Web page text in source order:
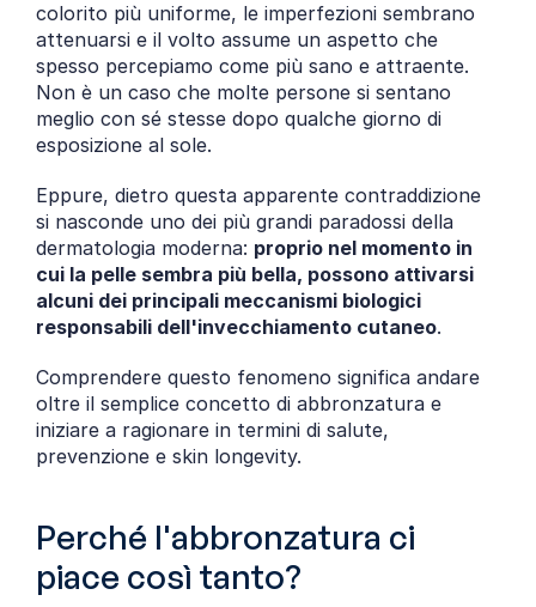
colorito più uniforme, le imperfezioni sembrano
attenuarsi e il volto assume un aspetto che
spesso percepiamo come più sano e attraente.
Non è un caso che molte persone si sentano
meglio con sé stesse dopo qualche giorno di
esposizione al sole.
Eppure, dietro questa apparente contraddizione
si nasconde uno dei più grandi paradossi della
dermatologia moderna: proprio nel momento in
cui la pelle sembra più bella, possono attivarsi
alcuni dei principali meccanismi biologici
responsabili dell'invecchiamento cutaneo.
Comprendere questo fenomeno significa andare
oltre il semplice concetto di abbronzatura e
iniziare a ragionare in termini di salute,
prevenzione e skin longevity.
Perché l'abbronzatura ci
piace così tanto?